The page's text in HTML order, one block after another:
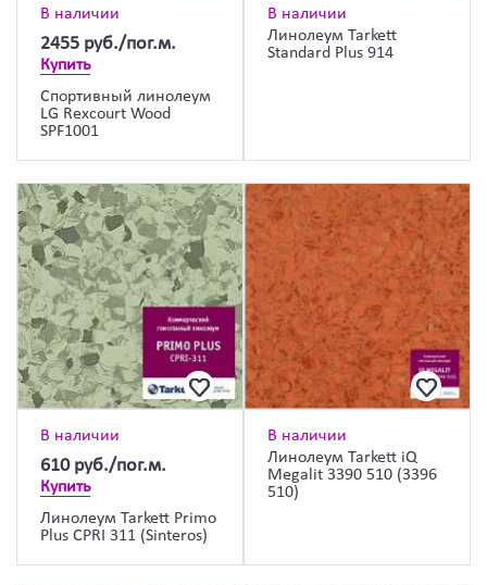
В наличии
2455 руб./пог.м.
Купить
Спортивный линолеум
LG Rexcourt Wood
SPF1001
В наличии
Линолеум Tarkett
Standard Plus 914
В наличии
610 руб./пог.м.
Купить
Линолеум Tarkett Primo
Plus CPRI 311 (Sinteros)
В наличии
Линолеум Tarkett iQ
Megalit 3390 510 (3396
510)